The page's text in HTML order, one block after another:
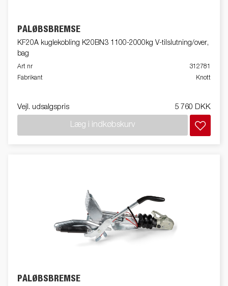
PÅLØBSBREMSE
KF20A kuglekobling K20BN3 1100-2000kg V-tilslutning/over,
bag
Art nr
312781
Fabrikant
Knott
Vejl. udsalgspris 5 760 DKK
Læg i indkøbskurv
PÅLØBSBREMSE